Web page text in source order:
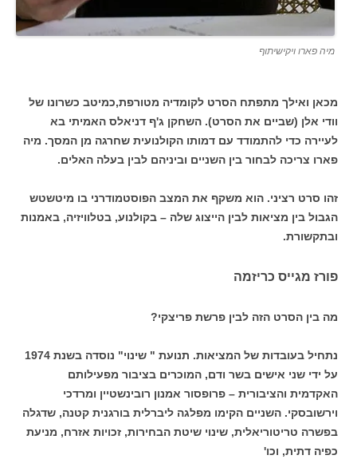
מיה פארו ויקישיתוף
מכאן ואילך מתפתח הסרט לקומדיה מטורפת,כמיטב כשרונו של
וודי אלן (שביים את הסרט). השחקן ג'ף דניאלס האמיתי בא
לעיירה כדי להתמודד עם דמותו הקולנועית שחרגה מן המסך. מיה
פארו צריכה לבחור בין השניים וביניהם לבין בעלה האלים.
זהו סרט רציני. הוא משקף את המצב הפוסטמודרני בו מיטשטש
הגבול בין מציאות לבין הייצוג שלה – בקולנוע, בטלוויזיה, באמנות
ובתקשורת.
פורז מגייס כריזמה
מה בין הסרט הזה לבין פרשת פריצקי?
נתחיל בעובדות של המציאות. תנועת " שינוי" נוסדה בשנת 1974
על ידי שני אישים בשר ודם, המוכרים בציבור מפעילותם
האקדמית והציבורית – פרופסור אמנון רובינשטיין ומרדכי
וירשובסקי. השניים הקימו מפלגה ליברלית בורגנית קטנה, שדגלה
בפשרה טריטוריאלית, שינוי שיטת הבחירות, זכויות אזרח, מניעת
כפיה דתית, וכו'